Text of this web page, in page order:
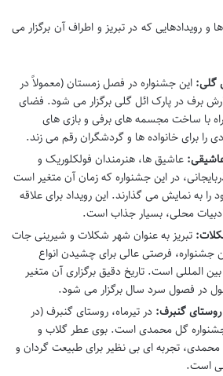
و رویدادهایی که در تبریز و اطراف آن برگزار می
گلی: این جشنواره در فصل زمستان (معمولاً در
برف در پارک ائل گلی برگزار می شود. فضای
با ساخت مجسمه های برفی و بازی های
را برای خانواده ها و گردشگران رقم می زند.
عاشیق ها، هنرمندان فولکلوریک و
در این جشنواره که زمان آن متغیر است
را به نمایش می گذارند. این رویداد برای علاقه
محلی، بسیار جذاب است.
تبریز به عنوان شهر شکلات و شیرینی جات
جشنواره، فرصتی عالی برای چشیدن انواع
المللی است. تاریخ دقیق برگزاری آن متغیر
در فصول سرد سال برگزار می شود.
گنبرف: در تیرماه، روستای گنبرف (در
جشنواره گل محمدی است. بوی عطر گلاب و
تجربه ای بی نظیر برای طبیعت گردان و
است.